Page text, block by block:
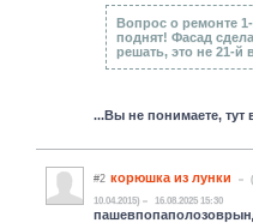
Вопрос о ремонте
поднят! Фасад
решать, это не 21-й
...Вы не понимаете, тут
#2 корюшка из лунки
10.04.2015)
16.08.2025 15:30